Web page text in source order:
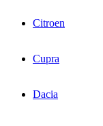
Citroen
Cupra
Dacia